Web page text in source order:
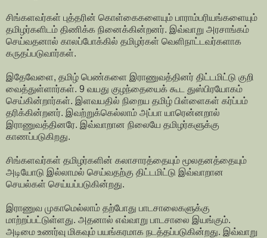
சிங்களவர்கள் புத்தரின் கொள்கைகளையும் பாராம்பரியங்களையும்
தமிழர்களிடம் திணிக்க நினைக்கின்றனர். இவ்வாறு அரசாங்கம்
செய்வதனால் காலப்போக்கில் தமிழர்கள் வெளிநாட்டவர்களாக
கருதப்படுவார்கள்.
இதேவேளை, தமிழ் பெண்களை இராணுவத்தினர் திட்டமிட்டு குறி
வைத்துள்ளார்கள். 9 வயது குழந்தையைக் கூட துஸ்பிரயோகம்
செய்கின்றார்கள். இளவயதில் நிறைய தமிழ் பிள்ளைகள் கர்ப்பம்
தரிக்கின்றனர். இவற்றுக்கெல்லாம் அப்பா யாரென்னறால்
இராணுவத்தினரே. இவ்வாறான நிலையே தமிழர்களுக்கு
காணப்படுகிறது.
சிங்களவர்கள் தமிழர்களின் கலாசாரத்தையும் மூலதனத்தையும்
அடியோடு இல்லாமல் செய்வதற்கு திட்டமிட்டு இவ்வாறான
செயல்கள் செய்யப்படுகின்றது.
இராணுவ முகாமெல்லாம் தற்போது பாடசாலைகளுக்கு
மாற்றப்பட்டுள்ளது. அதனால் எவ்வாறு பாடசாலை இயங்கும்.
அடிமை உணர்வு மிகவும் பயங்கரமாக நடத்தப்படுகின்றது. இவ்வாறு